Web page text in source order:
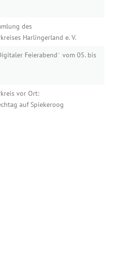
des
Harlingerland e. V.
Feierabend¨ vom 05. bis
vor Ort:
auf Spiekeroog